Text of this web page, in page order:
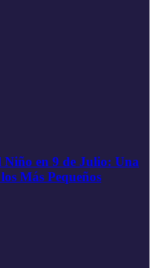
en 9 de Julio: Una
Más Pequeños